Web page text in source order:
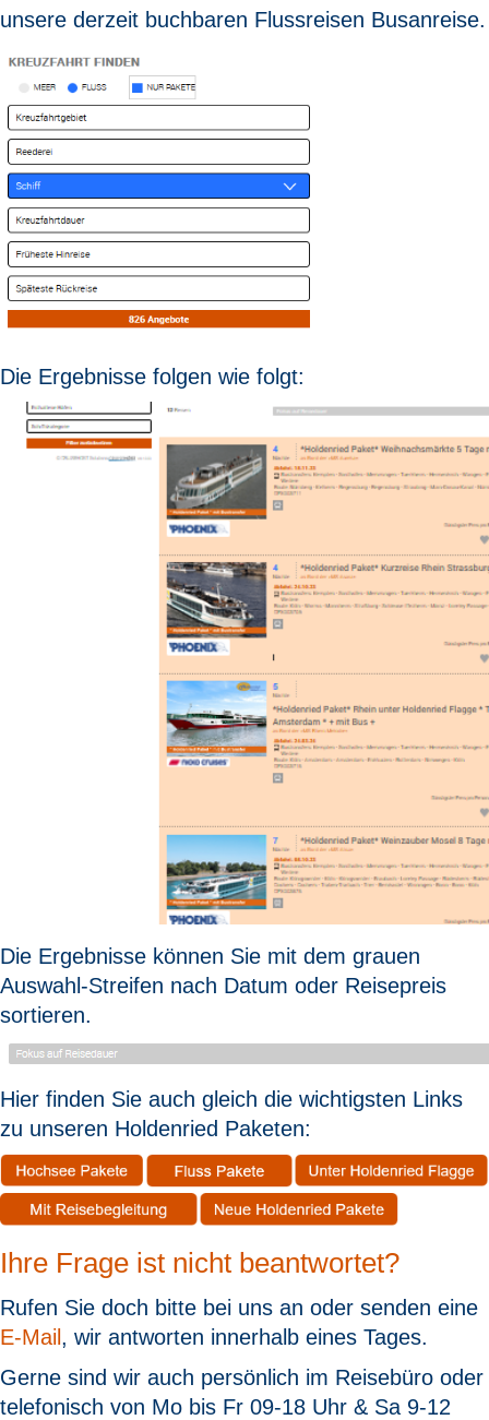
unsere derzeit buchbaren Flussreisen Busanreise.
Die Ergebnisse folgen wie folgt:
Die Ergebnisse können Sie mit dem grauen
Auswahl-Streifen nach Datum oder Reisepreis
sortieren.
Hier finden Sie auch gleich die wichtigsten Links
zu unseren Holdenried Paketen:
Ihre Frage ist nicht beantwortet?
Rufen Sie doch bitte bei uns an oder senden eine
E-Mail, wir antworten innerhalb eines Tages.
Gerne sind wir auch persönlich im Reisebüro oder
telefonisch von Mo bis Fr 09-18 Uhr & Sa 9-12